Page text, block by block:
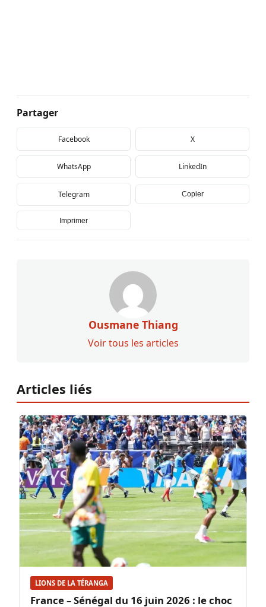
Partager
Facebook X
WhatsApp LinkedIn
Telegram Copier
Imprimer
Ousmane Thiang
Voir tous les articles
Articles liés
LIONS DE LA TÉRANGA
France – Sénégal du 16 juin 2026 : le choc